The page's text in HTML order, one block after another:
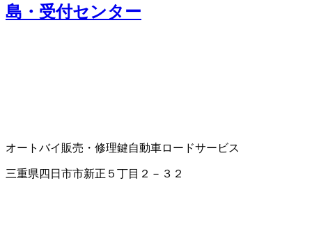
島・受付センター
オートバイ販売・修理鍵自動車ロードサービス
三重県四日市市新正５丁目２－３２